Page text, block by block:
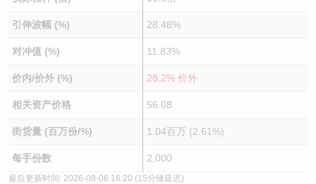
引伸波幅 (%) 28.48%
对冲值 (%) 11.83%
价内/价外 (%) 28.2% 价外
相关资产价格 56.08
街货量 (百万份/%) 1.04百万 (2.61%)
每手份数 2,000
最后更新时间: 2026-08-06 16:20 (15分锺延迟)